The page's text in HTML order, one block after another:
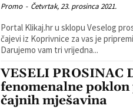
Promo - Četvrtak, 23. prosinca 2021.
Portal Klikaj.hr u sklopu Veselog
čajevi iz Koprivnice za vas je
Darujemo vam tri vrijedna...
VESELI PROSINAC
fenomenalne
čajnih mješavina